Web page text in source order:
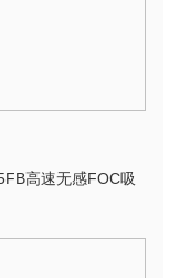
高速无感FOC吸